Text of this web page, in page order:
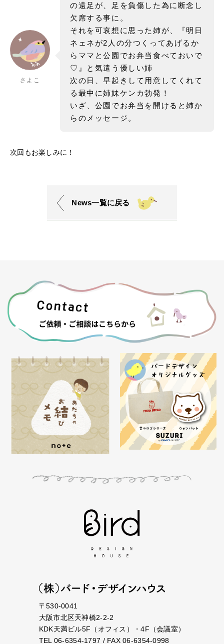
さよこ
の遠足が、足を負傷した為に断念し
欠席する事に。
それを可哀想に思った姉が、『明日
ネェネが2人の分つくってあげるか
らママと公園でお弁当食べておいで
♡』と気遣う優しい姉
次の日、早起きして用意してくれて
る最中に姉妹ケンカ勃発！
いざ、公園でお弁当を開けると姉か
らのメッセージ。
次回もお楽しみに！
News一覧に戻る
〒530-0041
大阪市北区天神橋2-2-2
KDK天満ビル5F（オフィス）・4F（会議室）
TEL 06-6354-1797 / FAX 06-6354-0998